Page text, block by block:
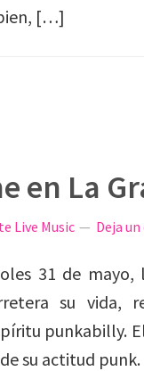
[…]
en La
Live Music Deja
31 de mayo,
su vida,
punkabilly.
su actitud